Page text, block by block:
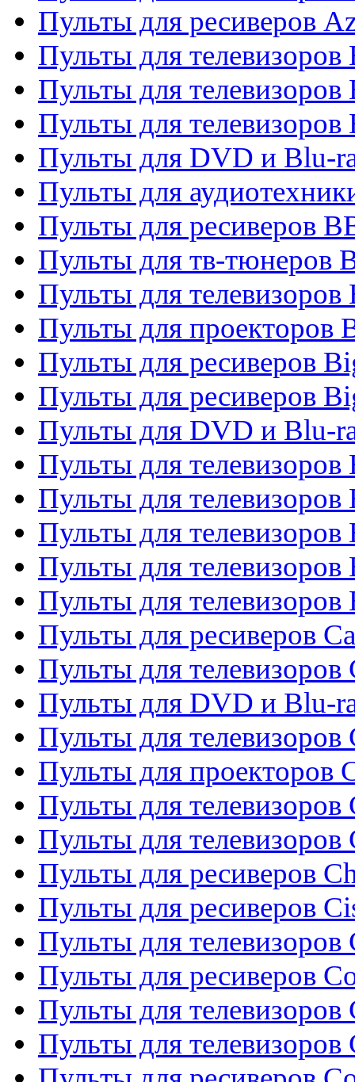
Пульты для ресиверов
Пульты для
Пульты для
Пульты для
Пульты для DVD и Blu-
Пульты для
Пульты для ресиверов
Пульты для тв-тюнеров
Пульты для телевизоров
Пульты для проекторов
Пульты для ресиверов
Пульты для ресиверов
Пульты для DVD и Blu-
Пульты для телевизоров
Пульты для телевизоров
Пульты для телевизоров
Пульты для телевизоров
Пульты для телевизоров
Пульты для ресиверов
Пульты для телевизоров
Пульты для DVD и Blu-
Пульты для телевизоров
Пульты для проекторов
Пульты для телевизоров
Пульты для телевизоров
Пульты для ресиверов
Пульты для ресиверов
Пульты для телевизоров
Пульты для ресиверов
Пульты для телевизоров
Пульты для телевизоров